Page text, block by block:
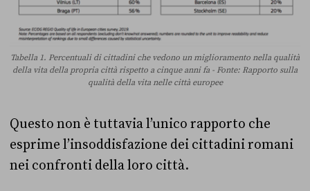
Tabella 1. Percentuali di cittadini che vedono un miglioramento nella qualità
della vita della propria città rispetto a cinque anni fa - Fonte: Rapporto sulla
qualità della vita nelle città europee
Questo non è tuttavia l’unico rapporto che
esprime l’insoddisfazione dei cittadini romani
nei confronti della loro città.